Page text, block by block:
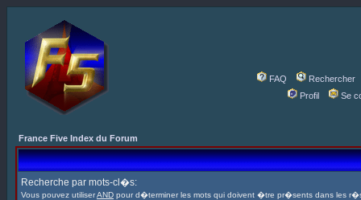
FAQ
Rechercher
Profil
Se
France Five Index du Forum
Recherche par mots-cl�s:
Vous pouvez utiliserAND pour d�terminer les mots qui doivent �tre pr�sents dans les